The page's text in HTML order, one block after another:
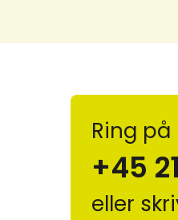
Ring på
+45
eller